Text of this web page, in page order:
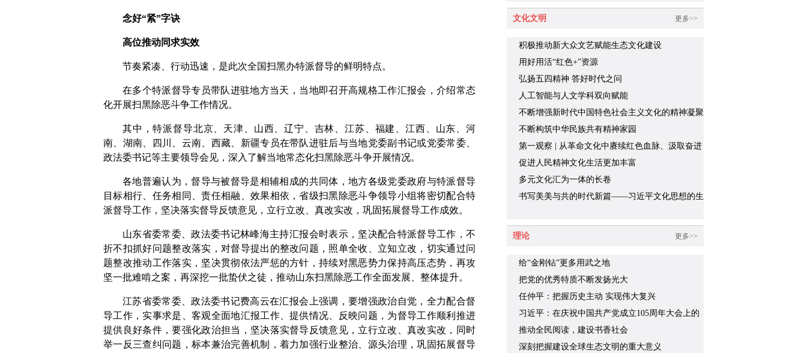
念好“紧”字诀
高位推动同求实效
节奏紧凑、行动迅速，是此次全国扫黑办特派督导的鲜明特点。
在多个特派督导专员带队进驻地方当天，当地即召开高规格工作汇报会，介绍常态
化开展扫黑除恶斗争工作情况。
其中，特派督导北京、天津、山西、辽宁、吉林、江苏、福建、江西、山东、河
南、湖南、四川、云南、西藏、新疆专员在带队进驻后与当地党委副书记或党委常委、
政法委书记等主要领导会见，深入了解当地常态化扫黑除恶斗争开展情况。
各地普遍认为，督导与被督导是相辅相成的共同体，地方各级党委政府与特派督导
目标相行、任务相同、责任相融、效果相依，省级扫黑除恶斗争领导小组将密切配合特
派督导工作，坚决落实督导反馈意见，立行立改、真改实改，巩固拓展督导工作成效。
山东省委常委、政法委书记林峰海主持汇报会时表示，坚决配合特派督导工作，不
折不扣抓好问题整改落实，对督导提出的整改问题，照单全收、立知立改，切实通过问
题整改推动工作落实，坚决贯彻依法严惩的方针，持续对黑恶势力保持高压态势，再攻
坚一批难啃之案，再深挖一批蛰伏之徒，推动山东扫黑除恶工作全面发展、整体提升。
江苏省委常委、政法委书记费高云在汇报会上强调，要增强政治自觉，全力配合督
导工作，实事求是、客观全面地汇报工作、提供情况、反映问题，为督导工作顺利推进
提供良好条件，要强化政治担当，坚决落实督导反馈意见，立行立改、真改实改，同时
举一反三查纠问题，标本兼治完善机制，着力加强行业整治、源头治理，巩固拓展督导
更多>>
文化文明
积极推动新大众文艺赋能生态文化建设
用好用活“红色+”资源
弘扬五四精神 答好时代之问
人工智能与人文学科双向赋能
不断增强新时代中国特色社会主义文化的精神凝聚
力
不断构筑中华民族共有精神家园
第一观察 | 从革命文化中赓续红色血脉、汲取奋进
力量
促进人民精神文化生活更加丰富
多元文化汇为一体的长卷
书写美美与共的时代新篇——习近平文化思想的生
更多>>
理论
给“金刚钻”更多用武之地
把党的优秀特质不断发扬光大
任仲平：把握历史主动 实现伟大复兴
习近平：在庆祝中国共产党成立105周年大会上的
讲话
推动全民阅读，建设书香社会
深刻把握建设全球生态文明的重大意义